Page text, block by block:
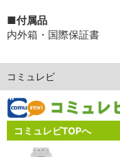
■付属品
内外箱・国際保証書
コミュレビ
コミュレビTOPへ